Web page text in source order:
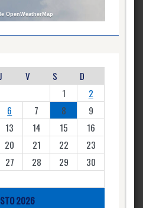
OpenWeatherMap
2026
J V S
D
1
2
6 7 8
9
13 14 15
16
20 21 22
23
27 28 29
30